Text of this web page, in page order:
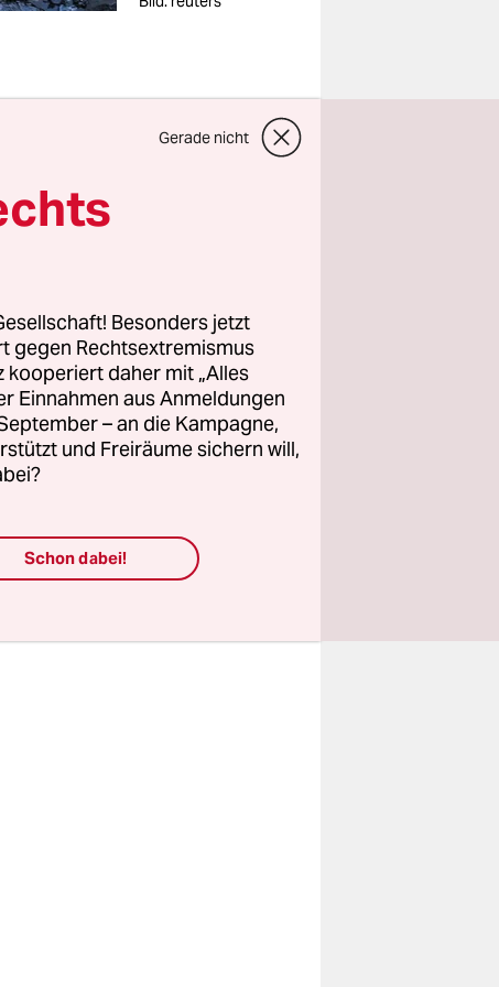
Wild
machen
Auf
Gerade nicht
Besonders jetzt
gegen Rechtsextremismus
kooperiert daher mit „Alles
Einnahmen aus Anmeldungen
– an die Kampagne,
und Freiräume sichern will,
Schon dabei!